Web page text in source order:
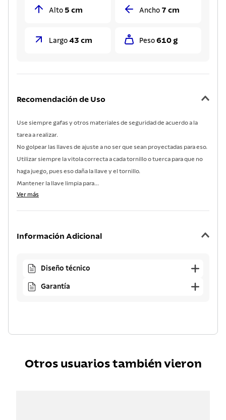
Alto 5 cm Ancho 7 cm
Largo 43 cm Peso 610 g
Recomendación de Uso
Use siempre gafas y otros materiales de seguridad de acuerdo a la
tarea a realizar.
No golpear las llaves de ajuste a no ser que sean proyectadas para eso.
Utilizar siempre la vitola correcta a cada tornillo o tuerca para que no
haga juego, pues eso daña la llave y el tornillo.
Mantener la llave limpia para...
Ver más
Información Adicional
Diseño técnico
Garantía
Otros usuarios también vieron